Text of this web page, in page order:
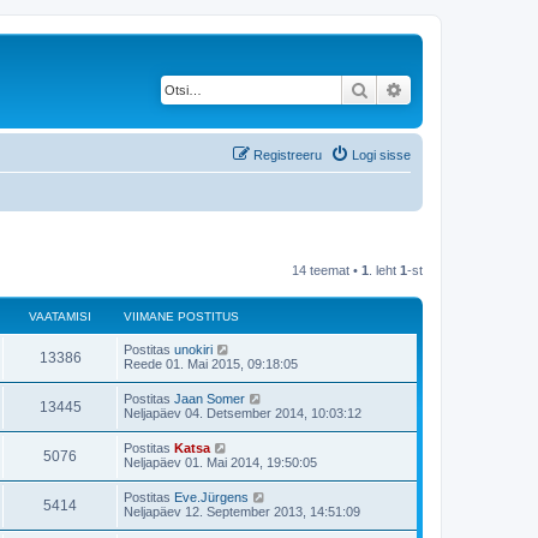
Otsi
Logi sisse
Registreeru
14 teemat • 1 . leht 1-st
VAATAMISI VIIMANE POSTITUS
13386V
a
a
V
m
a
n
e
p
o
s
t
t
u
Postitas unokiri
Reede 01. Mai 2015, 09:18:05
13445V
a
a
V
m
a
n
e
p
o
s
Postitas Jaan Somer
Neljapäev 04. Detsember 2014, 10:03:12
5076
a
V
m
a
n
e
Postitas Katsa
Neljapäev 01. Mai 2014, 19:50:05
5414V
V
Postitas Eve.Jürgens
Neljapäev 12. September 2013, 14:51:09